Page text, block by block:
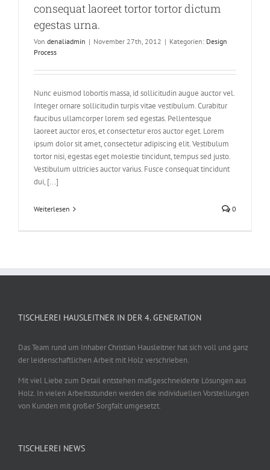
consequat laoreet tortor tortor dictum
egestas urna.
Von denaliadmin | November 27th, 2012 | Kategorien: Design
Process
Nunc euismod lobortis massa, id sollicitudin augue auctor vel.
Integer ornare sollicitudin turpis vitae vestibulum. Curabitur
faucibus ullamcorper lorem sed egestas. Pellentesque
laoreet auctor eros, et consectetur eros auctor eget. Lorem
ipsum dolor sit amet, consectetur adipiscing elit. Vestibulum
tortor nisi, egestas eget molestie tincidunt, tempus sed justo.
Vestibulum ultricies auctor varius. Fusce consequat tincidunt
dui, [...]
Weiterlesen 0
TISCHLEREI HAUSLEITNER IN DER 4. GENERATION
Das Team rund um Inhaber Christian Hausleitner hat sich voll und ganz
der leidenschaftlichen Arbeit mit Holz verschrieben.
Mit viel Liebe zum Detail entstehen maßgeschneiderte Lösungen aus
Holz. In vielen Arbeitsstunden werden die individuellen Vorstellungen
von Kunden mit großer Sorgfalt umgesetzt.
TISCHLEREI NEWS